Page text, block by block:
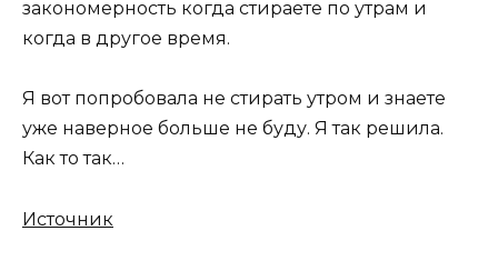
закономерность когда стираете по утрам и
когда в другое время.
Я вот попробовала не стирать утром и знаете
уже наверное больше не буду. Я так решила.
Как то так…
Источник